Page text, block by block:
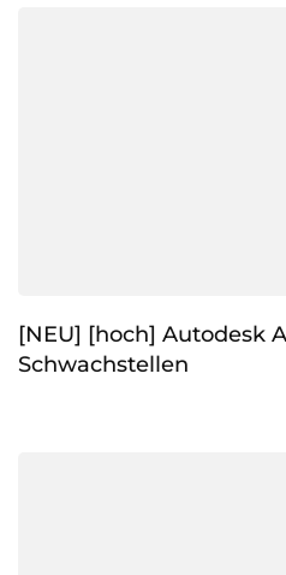
[NEU] [hoch] Autodesk
Schwachstellen